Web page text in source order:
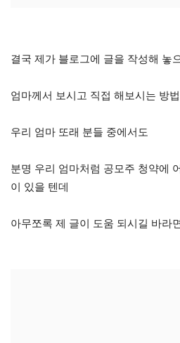
결국 제가 블로그에 글을 작성해 놓
엄마께서 보시고 직접 해보시는 방
우리 엄마 또래 분들 중에서도
분명 우리 엄마처럼 공모주 청약에
이 있을 텐데
아무쪼록 제 글이 도움 되시길 바라